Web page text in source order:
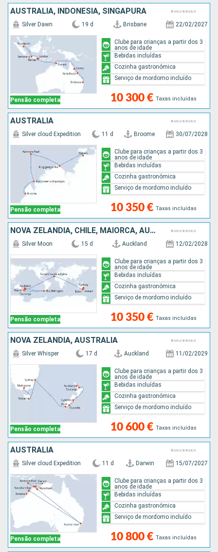
AUSTRALIA, INDONÉSIA, SINGAPURA
Pensão completa
Silver Dawn 19 d Brisbane 22/02/2027
10 300 € Taxas incluídas
Clube para crianças a partir dos 3
anos de idade
Bebidas incluídas
Cozinha gastronómica
Serviço de mordomo incluído
AUSTRALIA
Pensão completa
Silver cloud Expedition 11 d Broome 30/07/2028
10 350 € Taxas incluídas
Clube para crianças a partir dos 3
anos de idade
Bebidas incluídas
Cozinha gastronómica
Serviço de mordomo incluído
NOVA ZELANDIA, CHILE, MAIORCA, AUSTRALIA
Pensão completa
Silver Moon 15 d Auckland 12/02/2028
10 350 € Taxas incluídas
Clube para crianças a partir dos 3
anos de idade
Bebidas incluídas
Cozinha gastronómica
Serviço de mordomo incluído
NOVA ZELANDIA, AUSTRALIA
Pensão completa
Silver Whisper 17 d Auckland 11/02/2029
10 600 € Taxas incluídas
Clube para crianças a partir dos 3
anos de idade
Bebidas incluídas
Cozinha gastronómica
Serviço de mordomo incluído
AUSTRALIA
Pensão completa
Silver cloud Expedition 11 d Darwin 15/07/2027
10 800 € Taxas incluídas
Clube para crianças a partir dos 3
anos de idade
Bebidas incluídas
Cozinha gastronómica
Serviço de mordomo incluído